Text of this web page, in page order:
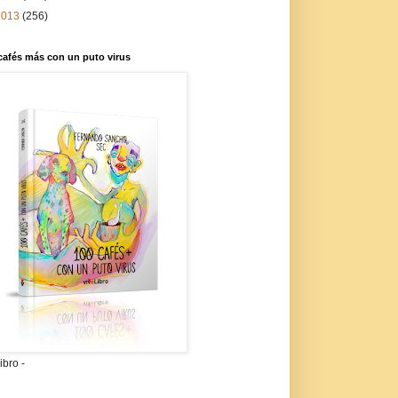
(256)
más con un puto virus
-